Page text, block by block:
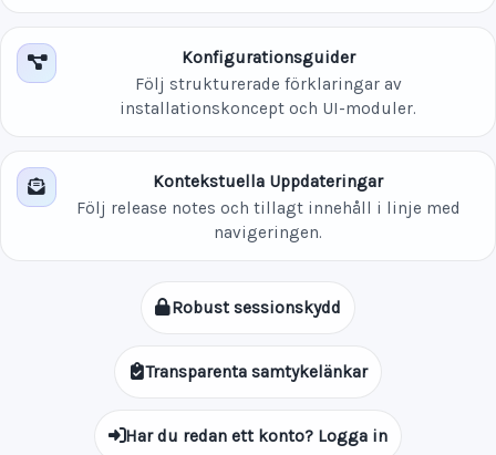
Konfigurationsguider
Följ strukturerade förklaringar av
installationskoncept och UI-moduler.
Kontekstuella Uppdateringar
Följ release notes och tillagt innehåll i linje med
navigeringen.
Robust sessionskydd
Transparenta samtykelänkar
Har du redan ett konto? Logga in